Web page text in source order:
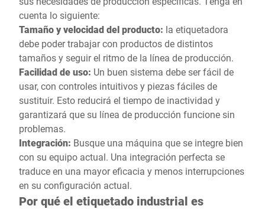
cuenta lo siguiente:
Tamaño y velocidad del producto: la etiquetadora
debe poder trabajar con productos de distintos
tamaños y seguir el ritmo de la línea de producción.
Facilidad de uso: Un buen sistema debe ser fácil de
usar, con controles intuitivos y piezas fáciles de
sustituir. Esto reducirá el tiempo de inactividad y
garantizará que su línea de producción funcione sin
problemas.
Integración: Busque una máquina que se integre bien
con su equipo actual. Una integración perfecta se
traduce en una mayor eficacia y menos interrupciones
en su configuración actual.
Por qué el etiquetado industrial es